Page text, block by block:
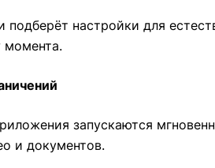
настройки для
момента.
запускаются
и документов.